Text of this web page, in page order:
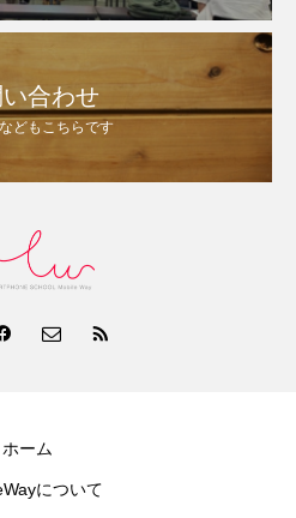
合わせ
どもこちらです
ホーム
について